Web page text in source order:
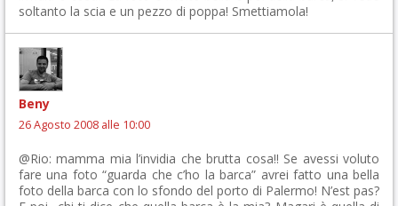
soltanto la scia e un pezzo di poppa! Smettiamola!
Beny
26 Agosto 2008 alle 10:00
@Rio: mamma mia l’invidia che brutta cosa!! Se avessi voluto
fare una foto “guarda che c’ho la barca” avrei fatto una bella
foto della barca con lo sfondo del porto di Palermo! N’est pas?